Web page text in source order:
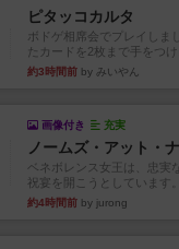
ピタッコカルタ
ボドゲ相席会でプレイしま
たカードを2枚まで手をつけ
約3時間前 by みいやん
画像付き 充実
ノームズ・アット・
ベネボレンス女王は、忠実
祝宴を開こうとしています。
約4時間前 by jurong